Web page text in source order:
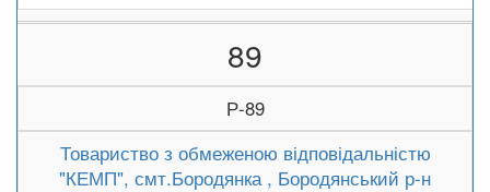
89
Р-89
Товариство з обмеженою відповідальністю
"КЕМП", смт.Бородянка , Бородянський р-н